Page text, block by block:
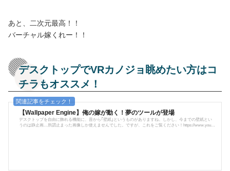
あと、二次元最高！！
バーチャル嫁くれー！！
デスクトップでVRカノジョ眺めたい方はコ
チラもオススメ！
【Wallpaper Engine】俺の嫁が動く！夢のツールが登場
デスクトップを自由に飾れる機能に、昔から｢壁紙｣というものがありますね。しかし、今までの壁紙とい
うのは静止画…所謂止まった画像しか使えませんでした。ですが、これをご覧ください！https://www.youtu